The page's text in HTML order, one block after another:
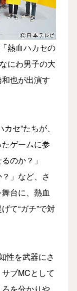
熱血ハカセの
にわ男子の大
也が出演す
セ”たちが、
ゲームに参
のか？」
」など、さ
台に、熱血
て“ガチ”で対
性を武器にさ
ブMCとして
を分かりや